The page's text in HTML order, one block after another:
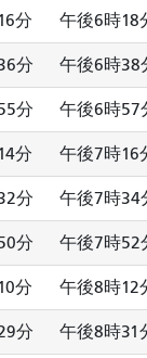
分 午後6時18
分 午後6時38
分 午後6時57
分 午後7時16
分 午後7時34
分 午後7時52
分 午後8時12
分 午後8時31